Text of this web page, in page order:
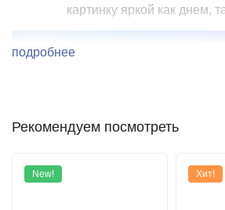
картинку яркой как днем,
подробнее
Рекомендуем посмотреть
New! Хит!